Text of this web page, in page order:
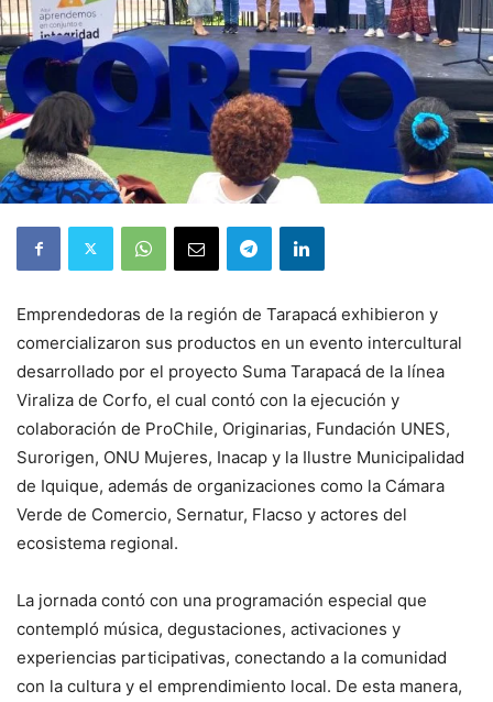
Emprendedoras de la región de Tarapacá exhibieron y
comercializaron sus productos en un evento intercultural
desarrollado por el proyecto Suma Tarapacá de la línea
Viraliza de Corfo, el cual contó con la ejecución y
colaboración de ProChile, Originarias, Fundación UNES,
Surorigen, ONU Mujeres, Inacap y la Ilustre Municipalidad
de Iquique, además de organizaciones como la Cámara
Verde de Comercio, Sernatur, Flacso y actores del
ecosistema regional.
La jornada contó con una programación especial que
contempló música, degustaciones, activaciones y
experiencias participativas, conectando a la comunidad
con la cultura y el emprendimiento local. De esta manera,